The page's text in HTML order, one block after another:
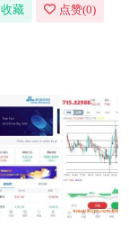
收藏 点赞(0)